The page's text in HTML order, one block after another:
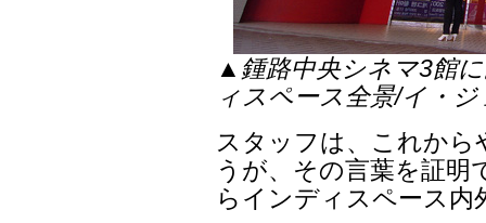
▲鍾路中央シネマ3館
ィスペース全景/イ・
スタッフは、これか
うが、その言葉を証明
らインディスペース